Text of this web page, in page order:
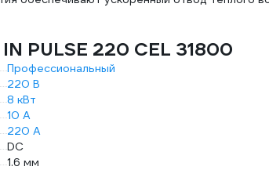
PULSE 220 CEL 31800
Профессиональный
220 В
8 кВт
10 А
220 А
DC
1.6 мм